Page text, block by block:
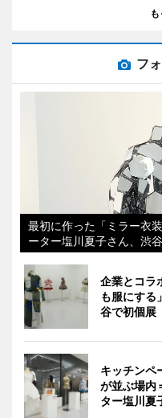
フ
最初に作った「ミラー衣
ーター塩川夏子さん、渋
企業とコラ
も服にする
谷で初個展
キッチンペ
が並ぶ場内
ター塩川夏